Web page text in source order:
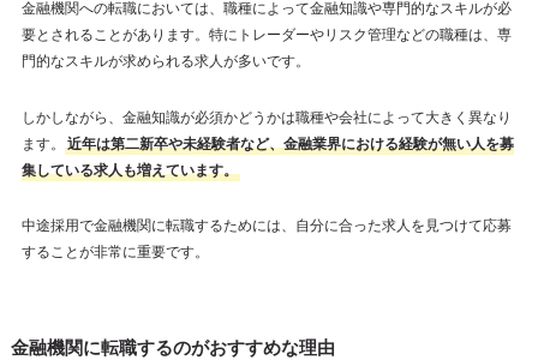
金融機関への転職においては、職種によって金融知識や専門的なスキルが必
要とされることがあります。特にトレーダーやリスク管理などの職種は、専
門的なスキルが求められる求人が多いです。
しかしながら、金融知識が必須かどうかは職種や会社によって大きく異なり
ます。
近年は第二新卒や未経験者など、金融業界における経験が無い人を募
集している求人も増えています。
中途採用で金融機関に転職するためには、自分に合った求人を見つけて応募
することが非常に重要です。
金融機関に転職するのがおすすめな理由